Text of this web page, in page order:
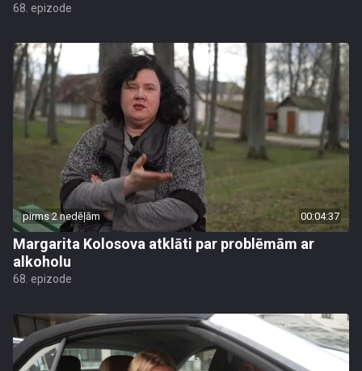
68. epizode
pirms 2 nedēļām 00:04:37
Margarita Kolosova atklāti par problēmām ar
alkoholu
68. epizode